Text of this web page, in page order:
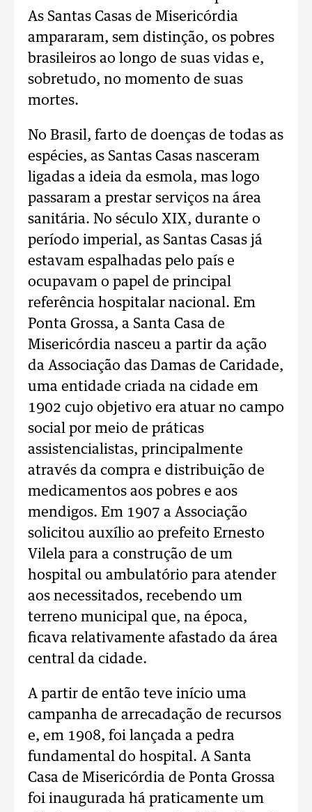
As Santas Casas de Misericórdia
ampararam, sem distinção, os pobres
brasileiros ao longo de suas vidas e,
sobretudo, no momento de suas
mortes.
No Brasil, farto de doenças de todas as
espécies, as Santas Casas nasceram
ligadas a ideia da esmola, mas logo
passaram a prestar serviços na área
sanitária. No século XIX, durante o
período imperial, as Santas Casas já
estavam espalhadas pelo país e
ocupavam o papel de principal
referência hospitalar nacional. Em
Ponta Grossa, a Santa Casa de
Misericórdia nasceu a partir da ação
da Associação das Damas de Caridade,
uma entidade criada na cidade em
1902 cujo objetivo era atuar no campo
social por meio de práticas
assistencialistas, principalmente
através da compra e distribuição de
medicamentos aos pobres e aos
mendigos. Em 1907 a Associação
solicitou auxílio ao prefeito Ernesto
Vilela para a construção de um
hospital ou ambulatório para atender
aos necessitados, recebendo um
terreno municipal que, na época,
ficava relativamente afastado da área
central da cidade.
A partir de então teve início uma
campanha de arrecadação de recursos
e, em 1908, foi lançada a pedra
fundamental do hospital. A Santa
Casa de Misericórdia de Ponta Grossa
foi inaugurada há praticamente um